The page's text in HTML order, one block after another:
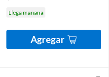
Llega mañana
Agregar